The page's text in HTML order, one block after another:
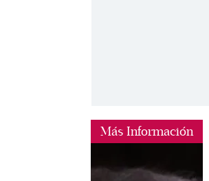
Más Información